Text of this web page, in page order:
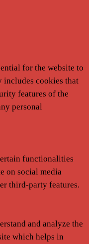
for the website to
cookies that
features of the
personal
functionalities
on social media
third-party features.
and analyze the
which helps in